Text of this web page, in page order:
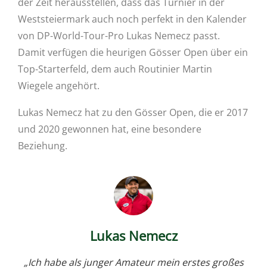
Weststeiermark auch noch perfekt in den Kalender
von DP-World-Tour-Pro Lukas Nemecz passt.
Damit verfügen die heurigen Gösser Open über ein
Top-Starterfeld, dem auch Routinier Martin
Wiegele angehört.
Lukas Nemecz hat zu den Gösser Open, die er 2017
und 2020 gewonnen hat, eine besondere
Beziehung.
Lukas Nemecz
„Ich habe als junger Amateur mein erstes großes